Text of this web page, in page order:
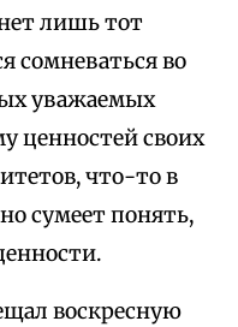
лишь тот
сомневаться во
уважаемых
ценностей своих
что-то в
сумеет понять,
воскресную